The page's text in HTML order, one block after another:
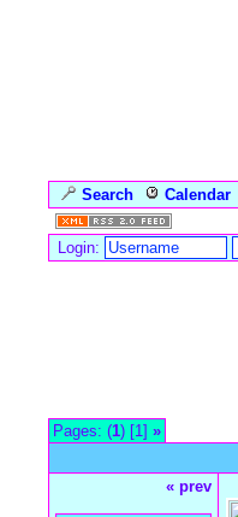
Search Calendar
Login:
Pages: (1) [1] »
« prev